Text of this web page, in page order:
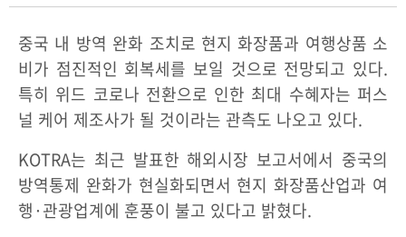
중국 내 방역 완화 조치로 현지 화장품과 여행상품 소
비가 점진적인 회복세를 보일 것으로 전망되고 있다.
특히 위드 코로나 전환으로 인한 최대 수혜자는 퍼스
널 케어 제조사가 될 것이라는 관측도 나오고 있다.
KOTRA는 최근 발표한 해외시장 보고서에서 중국의
방역통제 완화가 현실화되면서 현지 화장품산업과 여
행·관광업계에 훈풍이 불고 있다고 밝혔다.